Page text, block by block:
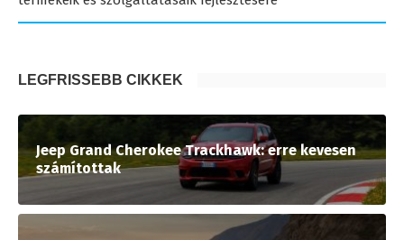
LEGFRISSEBB CIKKEK
Jeep Grand Cherokee Trackhawk: erre kevesen
számítottak